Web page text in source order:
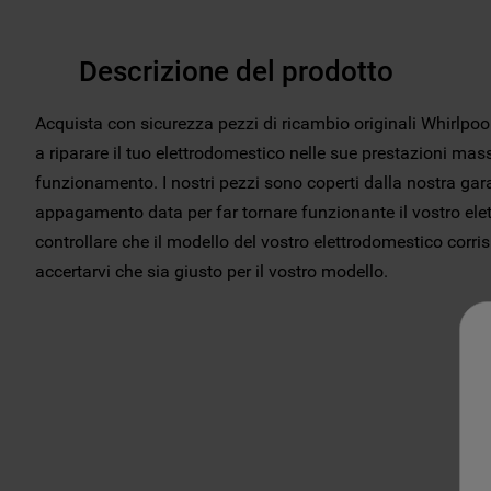
Descrizione del prodotto
Acquista con sicurezza pezzi di ricambio originali
a riparare il tuo elettrodomestico nelle sue prestazioni
funzionamento. I nostri pezzi sono coperti dalla nostra
appagamento data per far tornare funzionante il vostro
controllare che il modello del vostro elettrodomestico
accertarvi che sia giusto per il vostro modello.